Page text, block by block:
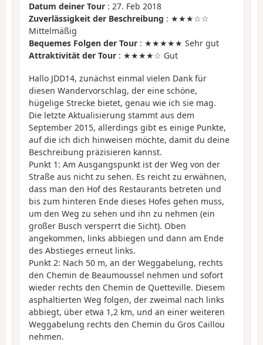
Datum deiner Tour : 27. Feb 2018
Zuverlässigkeit der Beschreibung : ★★★☆☆
Mittelmäßig
Bequemes Folgen der Tour : ★★★★★ Sehr gut
Attraktivität der Tour : ★★★★☆ Gut
Hallo JDD14, zunächst einmal vielen Dank für
diesen Wandervorschlag, der eine schöne,
hügelige Strecke bietet, genau wie ich sie mag.
Die letzte Aktualisierung stammt aus dem
September 2015, allerdings gibt es einige Punkte,
auf die ich dich hinweisen möchte, damit du deine
Beschreibung präzisieren kannst.
Punkt 1: Am Ausgangspunkt ist der Weg von der
Straße aus nicht zu sehen. Es reicht zu erwähnen,
dass man den Hof des Restaurants betreten und
bis zum hinteren Ende dieses Hofes gehen muss,
um den Weg zu sehen und ihn zu nehmen (ein
großer Busch versperrt die Sicht). Oben
angekommen, links abbiegen und dann am Ende
des Abstieges erneut links.
Punkt 2: Nach 50 m, an der Weggabelung, rechts
den Chemin de Beaumoussel nehmen und sofort
wieder rechts den Chemin de Quetteville. Diesem
asphaltierten Weg folgen, der zweimal nach links
abbiegt, über etwa 1,2 km, und an einer weiteren
Weggabelung rechts den Chemin du Gros Caillou
nehmen.